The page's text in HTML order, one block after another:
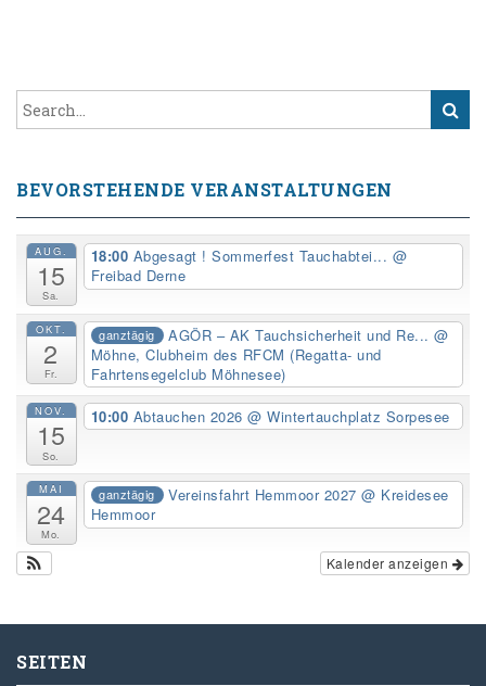
BEVORSTEHENDE VERANSTALTUNGEN
AUG.
15
Sa.
18:00 Abgesagt ! Sommerfest Tauchabtei... @
Freibad Derne
OKT.
2
Fr.
ganztägig AGÖR – AK Tauchsicherheit und Re...@
Möhne, Clubheim des RFCM (Regatta- und
Fahrtensegelclub Möhnesee)
NOV.
15
So.
10:00 Abtauchen 2026@ Wintertauchplatz Sorpesee
MAI
24
Mo.
ganztägig Vereinsfahrt Hemmoor 2027@ Kreidesee
Hemmoor
Kalender anzeigen
SEITEN